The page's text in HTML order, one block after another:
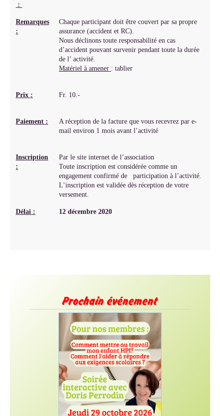
:
Remarques
:
Chaque participant doit être couvert par sa propre
assurance (accident et RC).
Nous déclinons toute responsabilité en cas
d’accident pouvant survenir pendant toute la durée
de l’ activité.
Matériel à amener : tablier
Prix : Fr. 10.-
Paiement :
A réception de la facture que vous recevrez par e-
mail environ 1 mois avant l’activité
Inscription
:
Par le site internet de l’association
Toute inscription est considérée comme un
engagement confirmé de participation à l’activité.
L’inscription est validée dès réception de votre
versement.
Délai : 12 décembre 2020
Prochain événement